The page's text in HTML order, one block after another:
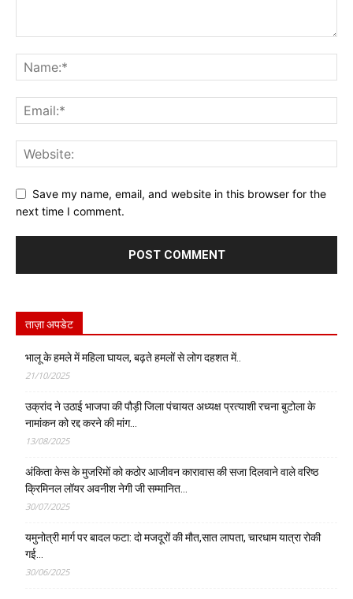
Save my name, email, and website in this browser for the
next time I comment.
ताज़ा अपडेट
भालू के हमले में महिला घायल, बढ़ते हमलों से लोग दहशत में..
21/10/2025
उक्रांद ने उठाई भाजपा की पौड़ी जिला पंचायत अध्यक्ष प्रत्याशी रचना बुटोला के
नामांकन को रद्द करने की मांग…
13/08/2025
अंकिता केस के मुजरिमों को कठोर आजीवन कारावास की सजा दिलवाने वाले वरिष्ठ
क्रिमिनल लॉयर अवनीश नेगी जी सम्मानित…
30/07/2025
यमुनोत्री मार्ग पर बादल फटा: दो मजदूरों की मौत,सात लापता, चारधाम यात्रा रोकी
गई…
30/06/2025